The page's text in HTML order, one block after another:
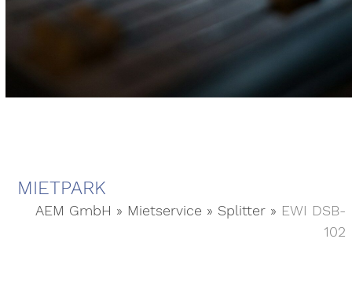
MIETPARK
AEM GmbH » Mietservice » Splitter » EWI DSB-
102